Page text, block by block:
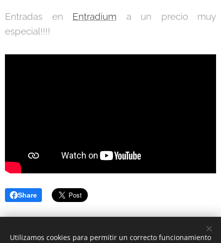
Entradas en Entradium a un precio muy
especial!!!!
Share
Utilizamos cookies para permitir un correcto funcionamiento